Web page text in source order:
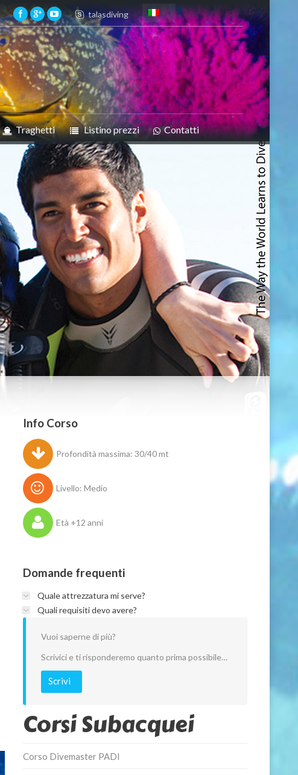
talasdiving
Traghetti Listino prezzi Contatti
Info Corso
Profondità massima: 30/40 mt
Livello: Medio
Età +12 anni
Domande frequenti
Quale attrezzatura mi serve?
Quali requisiti devo avere?
Vuoi saperne di più?
Scrivici e ti risponderemo quanto prima possibile…
Scrivi
Corsi Subacquei
Corso Divemaster PADI